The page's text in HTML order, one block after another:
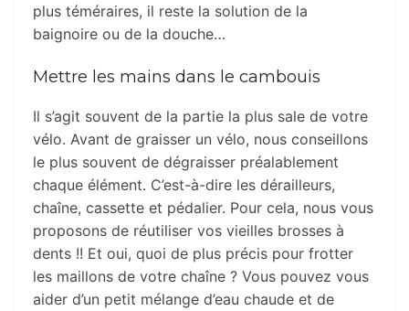
plus téméraires, il reste la solution de la
baignoire ou de la douche…
Mettre les mains dans le cambouis
Il s’agit souvent de la partie la plus sale de votre
vélo. Avant de graisser un vélo, nous conseillons
le plus souvent de dégraisser préalablement
chaque élément. C’est-à-dire les dérailleurs,
chaîne, cassette et pédalier. Pour cela, nous vous
proposons de réutiliser vos vieilles brosses à
dents !! Et oui, quoi de plus précis pour frotter
les maillons de votre chaîne ? Vous pouvez vous
aider d’un petit mélange d’eau chaude et de